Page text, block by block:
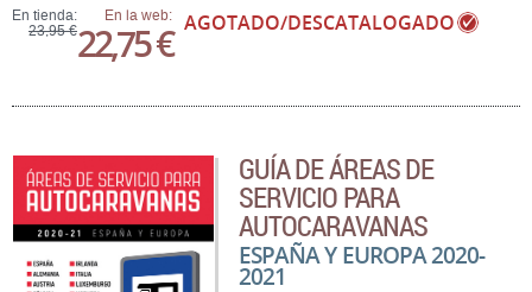
En tienda:
23,95 €
En la web:
22,75 € AGOTADO/DESCATALOGADO
GUÍA DE ÁREAS DE
SERVICIO PARA
AUTOCARAVANAS
ESPAÑA Y EUROPA 2020-
2021